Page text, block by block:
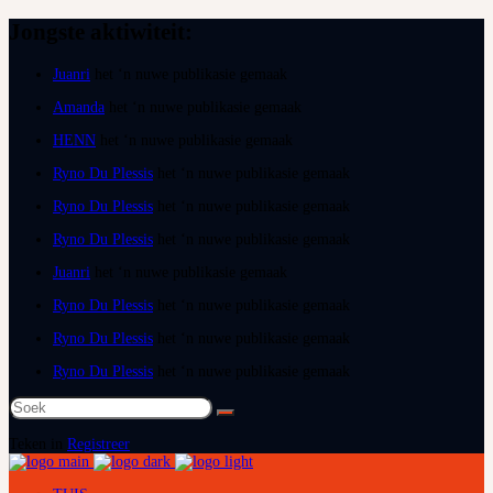
Juanri
Amanda
HENN
Ryno Du Plessis
Ryno Du Plessis
Ryno Du Plessis
Juanri
Ryno Du Plessis
Ryno Du Plessis
Ryno Du Plessis
Soek
na:
Registreer